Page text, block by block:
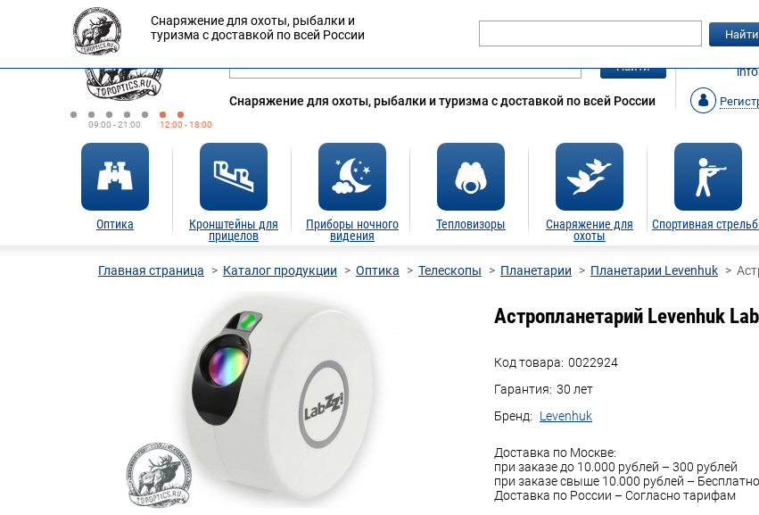
09:00 - 21:00 12:00 - 18:00
Оплата Доставка
Найти
Снаряжение для охоты, рыбалки и туризма с доставкой по всей России
Оптика
Кронштейны для
прицелов
Приборы ночного
видения
Тепловизоры
Снаряжение для
охоты
Спортивная
Снаряжение для охоты, рыбалки и
туризма с доставкой по всей России
Найти
Главная страница Каталог продукции Оптика Телескопы Планетарии Планетарии Levenhuk
Астропланетарий Levenhuk
Код товара: 0022924
Гарантия: 30 лет
Бренд:
Levenhuk
Доставка по Москве:
при заказе до 10.000 рублей – 300 рублей
при заказе свыше 10.000 рублей – Бесплатно.
Доставка по России – Согласно тарифам